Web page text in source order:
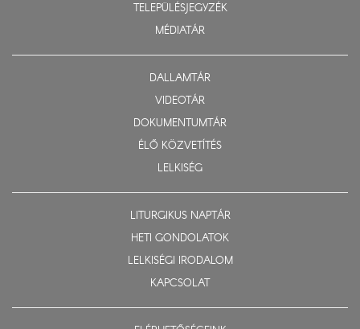
TELEPÜLÉSJEGYZÉK
MÉDIATÁR
DALLAMTÁR
VIDEOTÁR
DOKUMENTUMTÁR
ÉLŐ KÖZVETÍTÉS
LELKISÉG
LITURGIKUS NAPTÁR
HETI GONDOLATOK
LELKISÉGI IRODALOM
KAPCSOLAT